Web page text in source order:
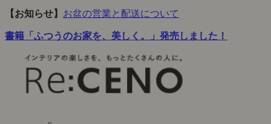
【お知らせ】 お盆の営業と配送について
書籍「ふつうのお家を、美しく。」発売しました！